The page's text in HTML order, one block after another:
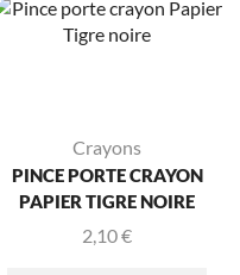
Crayons
PINCE PORTE CRAYON
PAPIER TIGRE NOIRE
2,10€